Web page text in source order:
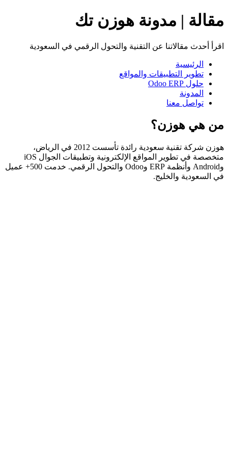
مقالة | مدونة هوزن تك
اقرأ أحدث مقالاتنا عن التقنية والتحول الرقمي في السعودية
الرئيسية
تطوير التطبيقات والمواقع
حلول Odoo ERP
المدونة
تواصل معنا
من هي هوزن؟
هوزن شركة تقنية سعودية رائدة تأسست 2012 في الرياض،
متخصصة في تطوير المواقع الإلكترونية وتطبيقات الجوال iOS
وAndroid وأنظمة ERP وOdoo والتحول الرقمي. خدمت 500+ عميل
في السعودية والخليج.